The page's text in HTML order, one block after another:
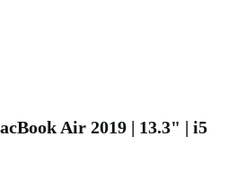
Air 2019 | 13.3" | i5